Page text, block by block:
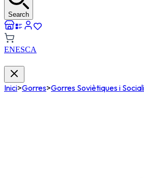
Search
ENESCA
Inici>Gorres>Gorres Soviètiques i